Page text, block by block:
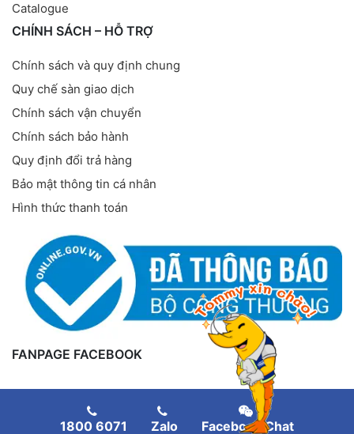
Catalogue
CHÍNH SÁCH – HỖ TRỢ
Chính sách và quy định chung
Quy chế sàn giao dịch
Chính sách vận chuyển
Chính sách bảo hành
Quy định đổi trả hàng
Bảo mật thông tin cá nhân
Hình thức thanh toán
FANPAGE FACEBOOK
1800 6071 Zalo Facebook Chat